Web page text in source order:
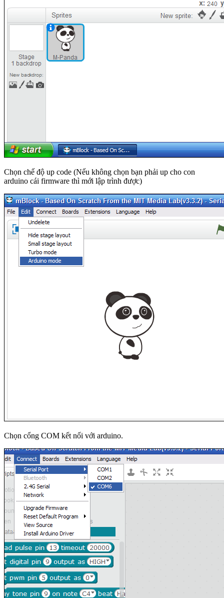
Chọn chế độ up code (Nếu không chọn bạn phải up cho con
arduino cái firmware thì mới lập trình được)
Chọn cổng COM kết nối với arduino.